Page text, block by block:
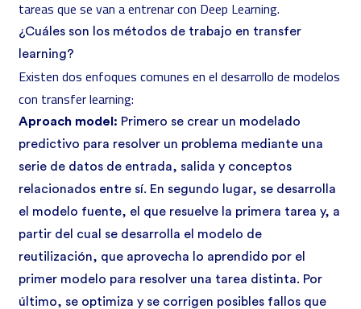
tareas que se van a entrenar con Deep Learning.
¿Cuáles son los métodos de trabajo en transfer
learning?
Existen dos enfoques comunes en el desarrollo de modelos
con transfer learning:
Aproach model: Primero se crear un modelado
predictivo para resolver un problema mediante una
serie de datos de entrada, salida y conceptos
relacionados entre sí. En segundo lugar, se desarrolla
el modelo fuente, el que resuelve la primera tarea y, a
partir del cual se desarrolla el modelo de
reutilización, que aprovecha lo aprendido por el
primer modelo para resolver una tarea distinta. Por
último, se optimiza y se corrigen posibles fallos que